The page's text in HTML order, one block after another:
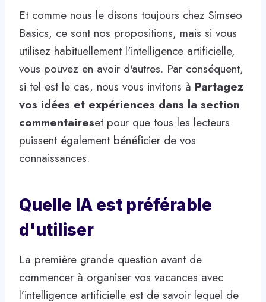
Et comme nous le disons toujours chez Simseo
Basics, ce sont nos propositions, mais si vous
utilisez habituellement l'intelligence artificielle,
vous pouvez en avoir d'autres. Par conséquent,
si tel est le cas, nous vous invitons à Partagez
vos idées et expériences dans la section
commentaireset pour que tous les lecteurs
puissent également bénéficier de vos
connaissances.
Quelle IA est préférable
d'utiliser
La première grande question avant de
commencer à organiser vos vacances avec
l’intelligence artificielle est de savoir lequel de